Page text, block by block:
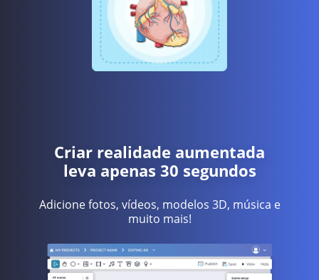
Criar realidade aumentada
leva apenas 30 segundos
Adicione fotos, vídeos, modelos 3D, música e
muito mais!